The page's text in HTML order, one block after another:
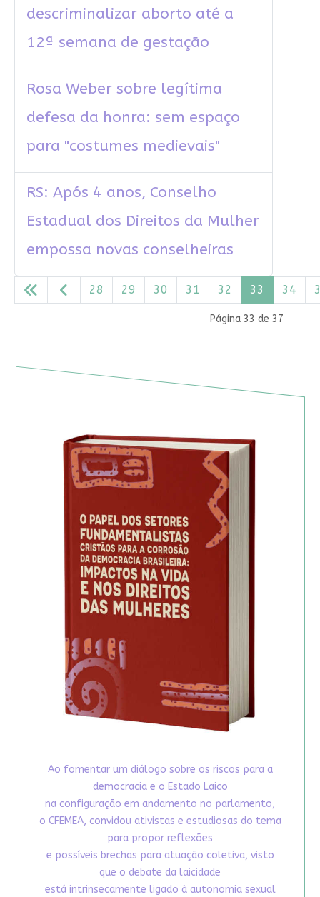
descriminalizar aborto até a
12ª semana de gestação
Rosa Weber sobre legítima
defesa da honra: sem espaço
para "costumes medievais"
RS: Após 4 anos, Conselho
Estadual dos Direitos da Mulher
empossa novas conselheiras
Página 33 de 37
28 29 30 31 32 33 34
Ao fomentar um diálogo sobre os riscos para a
democracia e o Estado Laico
na configuração em andamento no parlamento,
o CFEMEA, convidou ativistas e estudiosas do tema
para propor reflexões
e possíveis brechas para atuação coletiva, visto
que o debate da laicidade
está intrinsecamente ligado à autonomia sexual